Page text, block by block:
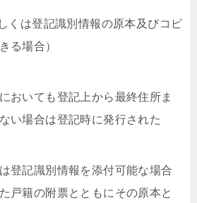
くは登記識別情報の原本及びコピ
る場合）
おいても登記上から最終住所ま
い場合は登記時に発行された
登記識別情報を添付可能な場合
戸籍の附票とともにその原本と